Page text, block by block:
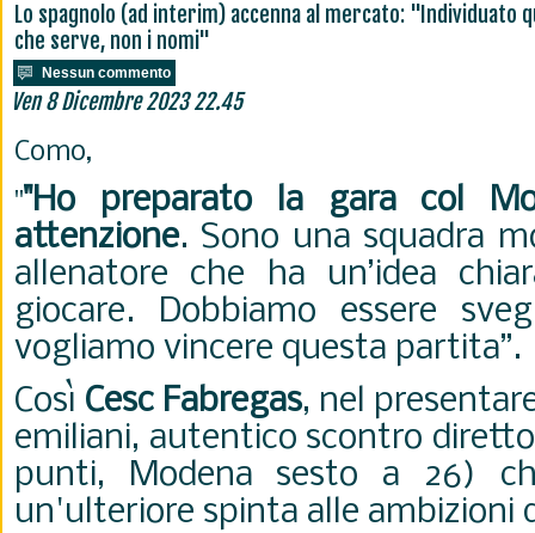
Lo spagnolo (ad interim) accenna al mercato: "Individuato
che serve, non i nomi"
Nessun commento
Ven 8 Dicembre 2023 22.45
Como,
""Ho preparato la gara col
attenzione. Sono una squadra
allenatore che ha un’idea
giocare. Dobbiamo essere
vogliamo vincere questa partita”.
Così Cesc Fabregas, nel
emiliani, autentico scontro
punti, Modena sesto a 26)
un'ulteriore spinta alle ambizioni